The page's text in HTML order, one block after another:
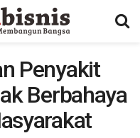
Penyakit
Berbahaya